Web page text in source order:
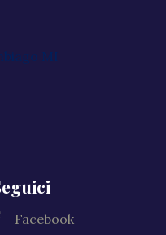
MI
Facebook